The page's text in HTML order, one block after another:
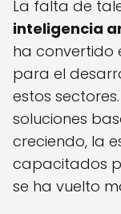
La falta de
inteligencia
ha convertido
para el
estos
soluciones
creciendo, la
capacitados
se ha vuelto